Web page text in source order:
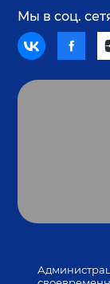
Мы в соц.